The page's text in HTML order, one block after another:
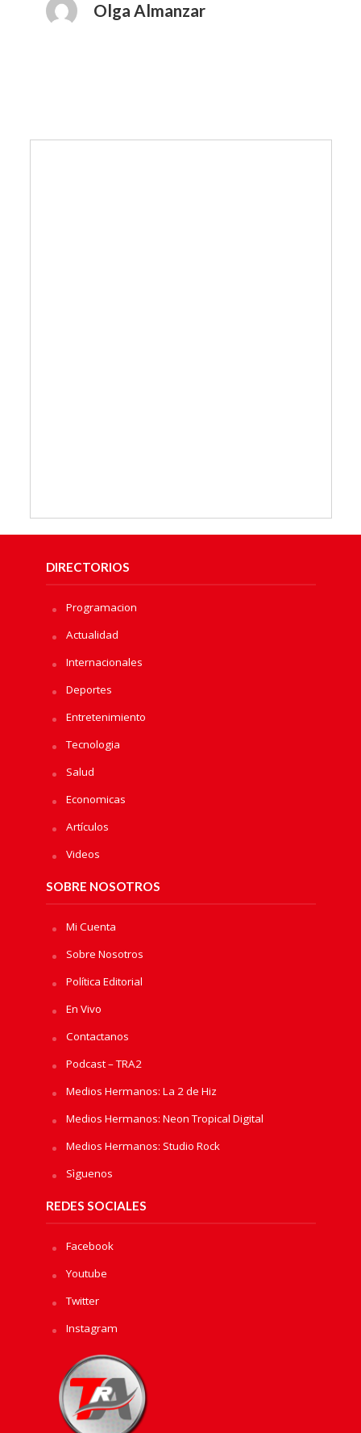
Olga Almanzar
DIRECTORIOS
Programacion
Actualidad
Internacionales
Deportes
Entretenimiento
Tecnologia
Salud
Economicas
Artículos
Videos
SOBRE NOSOTROS
Mi Cuenta
Sobre Nosotros
Política Editorial
En Vivo
Contactanos
Podcast – TRA2
Medios Hermanos: La 2 de Hiz
Medios Hermanos: Neon Tropical Digital
Medios Hermanos: Studio Rock
Sìguenos
REDES SOCIALES
Facebook
Youtube
Twitter
Instagram